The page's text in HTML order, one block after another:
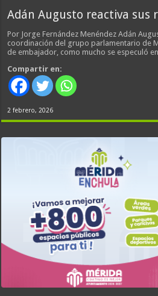
Adán Augusto reactiva sus
Por Jorge Fernández Menéndez Adán
coordinación del grupo parlamentario de
de embajador, como mucho se especuló
Compartir en:
2 febrero, 2026